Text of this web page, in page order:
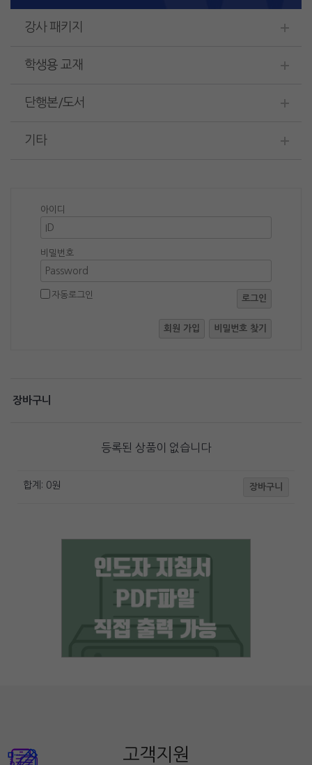
강사 패키지
학생용 교재
단행본/도서
기타
아이디
비밀번호
자동로그인 로그인
회원 가입 비밀번호 찾기
장바구니
등록된 상품이 없습니다
합계: 0원 장바구니
고객지원